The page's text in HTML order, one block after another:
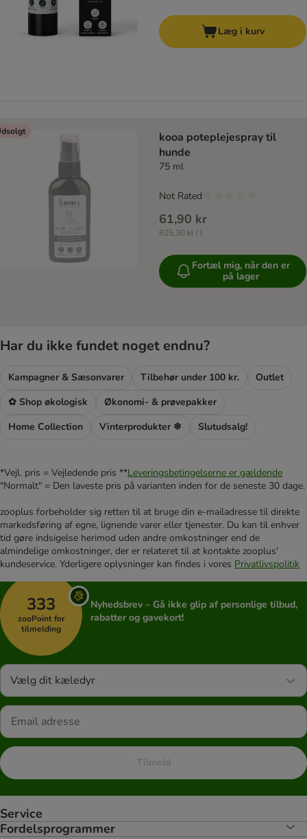
Læg i kurv
kooa poteplejespray til
hunde
75 ml
61,90 kr
825,30 kr / l
Not Rated
Fortæl mig, når den er
på lager
Har du ikke fundet noget endnu?
Kampagner & Sæsonvarer Tilbehør under 100 kr.
Outlet
✿ Shop økologisk
Økonomi- & prøvepakker
Home Collection
Vinterprodukter ❄ Slutudsalg!
*Vejl. pris = Vejledende pris **Leveringsbetingelserne er gældende
"Normalt" = Den laveste pris på varianten inden for de seneste 30 dage.
zooplus forbeholder sig retten til at bruge din e-mailadresse til direkte
markedsføring af egne, lignende varer eller tjenester. Du kan til enhver
tid gøre indsigelse herimod uden andre omkostninger end de
almindelige omkostninger, der er relateret til at kontakte zooplus'
kundeservice. Yderligere oplysninger kan findes i vores Privatlivspolitik
333
zooPoint for
tilmelding
Nyhedsbrev – Gå ikke glip af personlige tilbud,
rabatter og gavekort!
Vælg dit kæledyr
Tilmeld
Service
Fordelsprogrammer